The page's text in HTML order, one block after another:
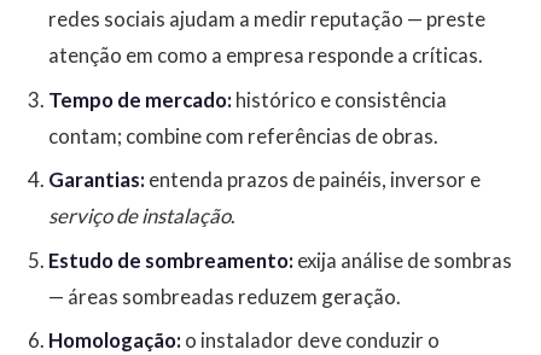
redes sociais ajudam a medir reputação — preste
atenção em como a empresa responde a críticas.
Tempo de mercado:histórico e consistência
contam; combine com referências de obras.
Garantias:entenda prazos de painéis, inversor e
serviço de instalação.
Estudo de sombreamento:exija análise de sombras
— áreas sombreadas reduzem geração.
Homologação:o instalador deve conduzir o